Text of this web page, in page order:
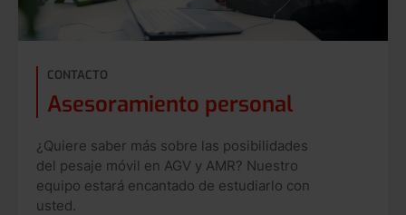
CONTACTO
Asesoramiento personal
¿Quiere saber más sobre las posibilidades
del pesaje móvil en AGV y AMR? Nuestro
equipo estará encantado de estudiarlo con
usted.